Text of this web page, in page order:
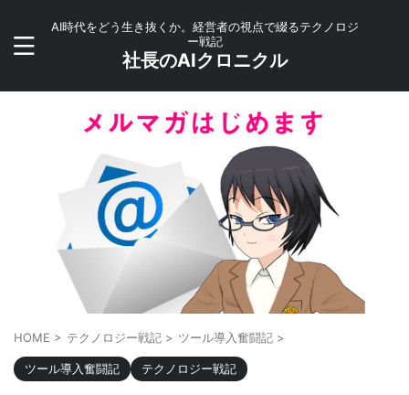
AI時代をどう生き抜くか。経営者の視点で綴るテクノロジ
ー戦記
社長のAIクロニクル
HOME > テクノロジー戦記 > ツール導入奮闘記 >
ツール導入奮闘記 テクノロジー戦記